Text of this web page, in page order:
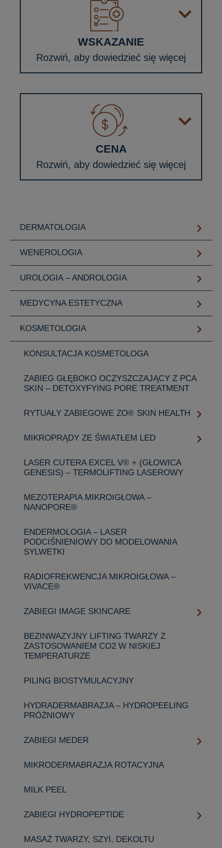
DERMATOLOGIA
WENEROLOGIA
UROLOGIA – ANDROLOGIA
MEDYCYNA ESTETYCZNA
KOSMETOLOGIA
KONSULTACJA KOSMETOLOGA
ZABIEG GŁĘBOKO OCZYSZCZAJĄCY Z PCA
SKIN – DETOXYFYING PORE TREATMENT
RYTUAŁY ZABIEGOWE ZO® SKIN HEALTH
MIKROPRĄDY ZE ŚWIATŁEM LED
LASER CUTERA EXCEL V® + (GŁOWICA
GENESIS) – TERMOLIFTING LASEROWY
MEZOTERAPIA MIKROIGŁOWA –
NANOPORE®
ENDERMOLOGIA – LASER
PODCIŚNIENIOWY DO MODELOWANIA
SYLWETKI
RADIOFREKWENCJA MIKROIGŁOWA –
VIVACE®
ZABIEGI IMAGE SKINCARE
BEZINWAZYJNY LIFTING TWARZY Z
ZASTOSOWANIEM CO2 W NISKIEJ
TEMPERATURZE
PILING BIOSTYMULACYJNY
HYDRADERMABRAZJA – HYDROPEELING
PRÓŻNIOWY
ZABIEGI MEDER
MIKRODERMABRAZJA ROTACYJNA
MILK PEEL
ZABIEGI HYDROPEPTIDE
MASAŻ TWARZY, SZYI, DEKOLTU
WSKAZANIE
Rozwiń, aby dowiedzieć się więcej
CENA
Rozwiń, aby dowiedzieć się więcej